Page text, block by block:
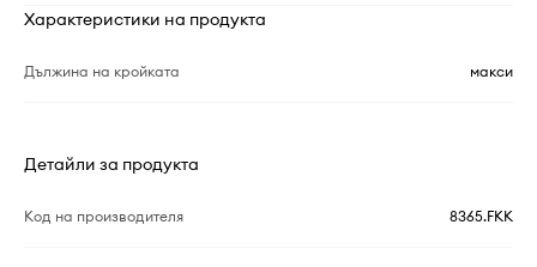
Характеристики на продукта
Дължина на кройката макси
Детайли за продукта
Код на производителя 8365.FKK